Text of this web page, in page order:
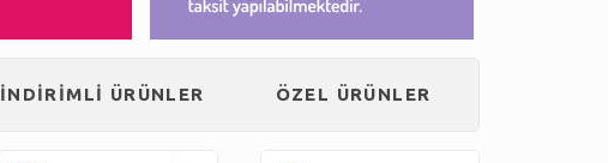
İNDİRİMLİ ÜRÜNLER ÖZEL ÜRÜNLER